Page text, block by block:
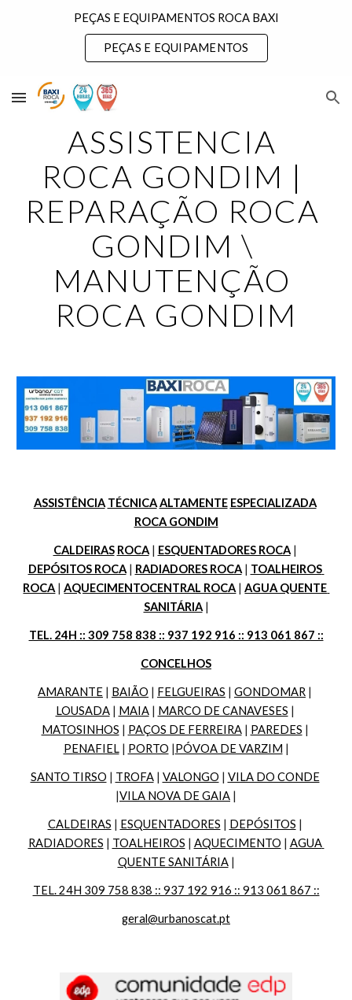
Skip to main content
PEÇAS E EQUIPAMENTOS ROCA BAXI
PEÇAS E EQUIPAMENTOS
ASSISTENCIA
ROCA GONDIM |
REPARAÇÃO ROCA
GONDIM \
MANUTENÇÃO
ROCA GONDIM
ASSISTÊNCIA TÉCNICA ALTAMENTE ESPECIALIZADA
ROCA GONDIM
CALDEIRAS ROCA | ESQUENTADORES ROCA
DEPÓSITOS ROCA | RADIADORES ROCA | TOALHEIROS
ROCA | AQUECIMENTOCENTRAL ROCA | AGUA QUENTE
SANITÁRIA |
TEL. 24H :: 309 758 838 :: 937 192 916 :: 913 061 867 ::
CONCELHOS
AMARANTE | BAIÃO | FELGUEIRAS | GONDOMAR
LOUSADA | MAIA | MARCO DE CANAVESES
MATOSINHOS | PAÇOS DE FERREIRA | PAREDES
PENAFIEL | PORTO |PÓVOA DE VARZIM |
SANTO TIRSO | TROFA | VALONGO | VILA DO CONDE
|VILA NOVA DE GAIA |
CALDEIRAS | ESQUENTADORES | DEPÓSITOS
RADIADORES | TOALHEIROS | AQUECIMENTO | AGUA
QUENTE SANITÁRIA |
TEL. 24H 309 758 838 :: 937 192 916 :: 913 061 867 ::
geral@urbanoscat.pt